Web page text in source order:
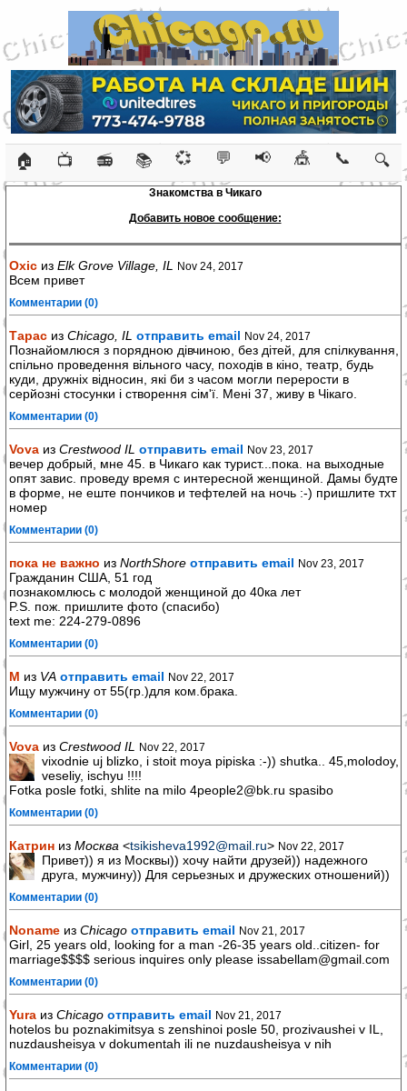
🏠 📺 📻 📚 💞 💬 📢 🎪 📞 🔍
Знакомства в Чикаго
Добавить новое сообщение:
Oxic из Elk Grove Village, IL Nov 24, 2017
Всем привет
Комментарии (0)
Тарас из Chicago, IL отправить email Nov 24, 2017
Познайомлюся з порядною дівчиною, без дітей, для спілкування,
спільно проведення вільного часу, походів в кіно, театр, будь
куди, дружніх відносин, які би з часом могли перерости в
серйозні стосунки і створення сім'ї. Мені 37, живу в Чікаго.
Комментарии (0)
Vova из Crestwood IL отправить email Nov 23, 2017
вечер добрый, мне 45. в Чикаго как турист...пока. на выходные
опят завис. проведу время с интересной женщиной. Дамы будте
в форме, не еште пончиков и тефтелей на ночь :-) пришлите тхт
номер
Комментарии (0)
пока не важно из NorthShore отправить email Nov 23, 2017
Гражданин США, 51 год
познакомлюсь с молодой женщиной до 40ка лет
P.S. пож. пришлите фото (спасибо)
text me: 224-279-0896
Комментарии (0)
М из VА отправить email Nov 22, 2017
Ищу мужчину от 55(гр.)для ком.брака.
Комментарии (0)
Vova из Crestwood IL Nov 22, 2017
vixodnie uj blizko, i stoit moya pipiska :-)) shutka.. 45,molodoy,
veseliy, ischyu !!!!
Fotka posle fotki, shlite na milo 4people2@bk.ru spasibo
Комментарии (0)
Катрин из Москва <tsikisheva1992@mail.ru> Nov 22, 2017
Привет)) я из Москвы)) хочу найти друзей)) надежного
друга, мужчину)) Для серьезных и дружеских отношений))
Комментарии (0)
Noname из Chicago отправить email Nov 21, 2017
Girl, 25 years old, looking for a man -26-35 years old..citizen- for
marriage$$$$ serious inquires only please issabellam@gmail.com
Комментарии (0)
Yura из Chicago отправить email Nov 21, 2017
hotelos bu poznakimitsya s zenshinoi posle 50, prozivaushei v IL,
nuzdausheisya v dokumentah ili ne nuzdausheisya v nih
Комментарии (0)